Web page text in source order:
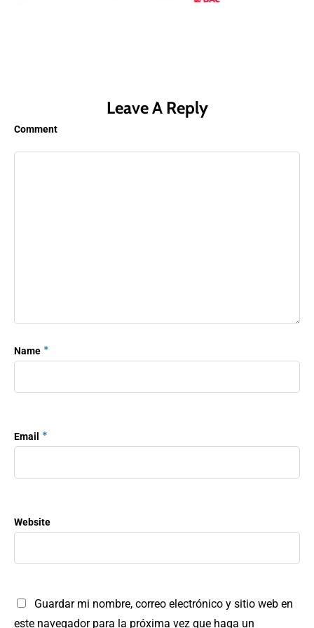
Leave A Reply
Comment
Name *
Email *
Website
Guardar mi nombre, correo electrónico y sitio web en
este navegador para la próxima vez que haga un